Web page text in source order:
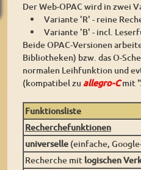
Der Web-OPAC wird in zwei
Variante 'R' - reine
Variante 'B' - incl.
Beide OPAC-Versionen
Bibliotheken) bzw. das O-
normalen Leihfunktion und
(kompatibel zu allegro-Cmit
Funktionsliste
Recherchefunktionen
universelle (einfache,
Recherche mit logischen